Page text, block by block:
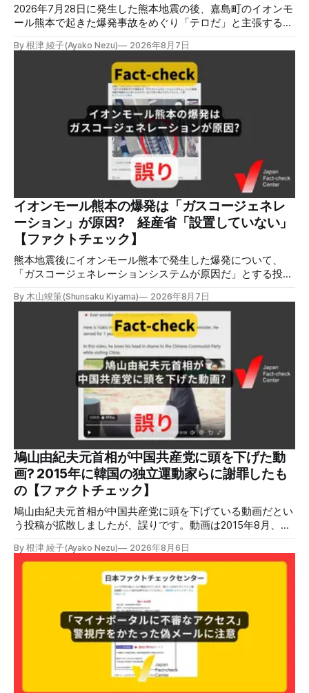
2026年7月28日に発生した熊本地震の後、嘉島町のイオンモ
ール熊本で起きた爆発事故をめぐり「テロだ」と主張する投
LPガスに着火した可能性に言及していますが、現時点で未解
明です。イオンは8月5日、外部専門家らによる事故調査委員
会を設置すると発表しました。 検証対象 拡散した言説 2026
年8月2日、イオンモール熊本の爆発がテロによるものだと主
張する投稿がＸで拡散した。 検証する理由 8月5日現在、投
稿は600回以上リポストされ、表示は19万件を超える。 同様
の情報の拡散量を調べるため、「熊本」「イオンモール」
「爆発」「テロ」など複数のキーワードを組み合わせてソー
シャル分析ツールMeltwaterで調べると、総投稿数は8月5日
までに約9900件あった(例1,2,3)。拡散のほとんどはXだ。 こ
れらの投稿は根拠を示していないが、「ガス爆発には見えな
いね」「これは 熊本を略奪する為のテロですよ」など、投
稿を真に受けたり、同調する反応が多い。「デマまたは不確
定な情報を流すな」や「陰謀論だよ」などの指摘
By 根津 綾子(Ayako Nezu) 2026年8月7日
イオンモール熊本の爆発は「ガスコージェネレ
ーション」が原因? 経産省「設置していない」
【ファクトチェック】
熊本地震後にイオンモール熊本で発生した爆発について、
「ガスコージェネレーションシステムが原因だ」とする投稿
ジェネレーションやガス発電機は設置していないことを確認
している」と発表し、LPガスが原因だった可能性が高いと説
明しています。またイオンは5日、事故原因を調べる事故調
査委員会を設置すると発表しました。 検証対象 拡散した投
ガスを燃料としてガスエンジンやガスタービンで発電し、排
熱を冷暖房などに利用する「ガスコージェネレーション」が
原因だとする投稿が拡散した（例1、例2）。 検証する理由
ソーシャルリスニングツールMeltwaterで調べると、これら
の投稿の表示回数は少なくとも合計194万回を超えている。
爆発の原因をめぐって、さまざまな根拠不明の情報が飛び交
っているため検証する。 検証過程 イオンモール熊本の爆発
2026年7月28日午後16時27分ごろ、熊本県で震度7の地震が
発生した。午後6時ごろ、嘉島町のショッピングセンター
「イ
By 木山竣策(Shunsaku Kiyama) 2026年8月7日
鳩山由紀夫元首相が中国共産党に頭を下げた動
画? 2015年に韓国の独立運動家らに謝罪したも
の【ファクトチェック】
鳩山由紀夫元首相が中国共産党に頭を下げている動画だとい
う投稿が拡散しましたが、誤りです。動画は2015年8月、鳩
立運動家らに謝罪した映像です。中国共産党に対して頭を下
げている動画ではありません。 検証対象 拡散した言説 2026
年7月30日、「日本人がなぜ左翼を嫌うのか、考えたことは
ありますか？/ここに日本の左寄り首相だった鳩山由紀夫が
います。彼は2009年から2010年まで1年間務めました。/こ
のビデオでは、彼が中国を訪問中に中国共産党に対して恥じ
らいながら頭を下げています」という英文付きの動画がXで
ポストされ、表示は20万件を超える。 投稿には「私の日本
語力が衰えていたら申し訳ないですが、動画に『韓国』と書
By 根津 綾子(Ayako Nezu) 2026年8月6日